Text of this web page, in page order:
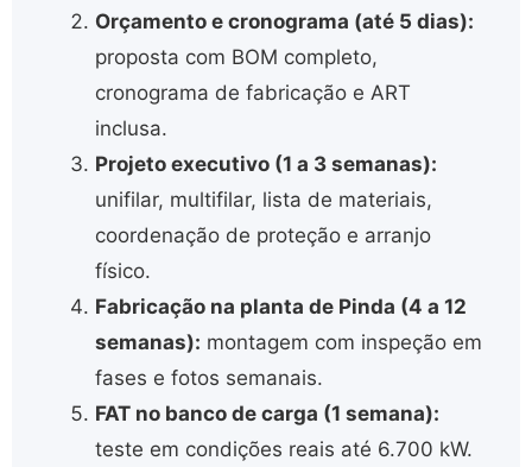
Orçamento e cronograma (até 5 dias):
proposta com BOM completo,
cronograma de fabricação e ART
inclusa.
Projeto executivo (1 a 3 semanas):
unifilar, multifilar, lista de materiais,
coordenação de proteção e arranjo
físico.
Fabricação na planta de Pinda (4 a 12
semanas): montagem com inspeção em
fases e fotos semanais.
FAT no banco de carga (1 semana):
teste em condições reais até 6.700 kW.